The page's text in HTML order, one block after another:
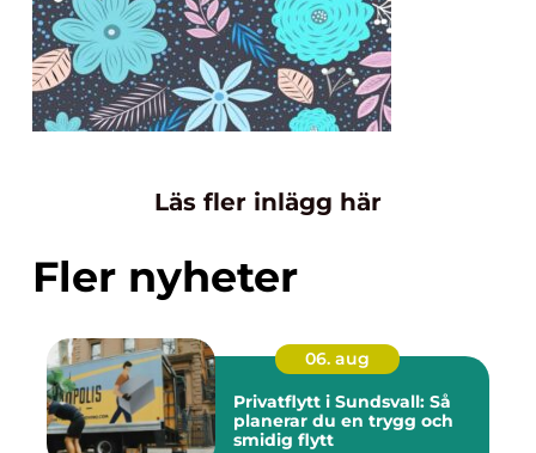
Läs fler inlägg här
Fler nyheter
06. aug
Privatflytt i Sundsvall: Så
planerar du en trygg och
smidig flytt